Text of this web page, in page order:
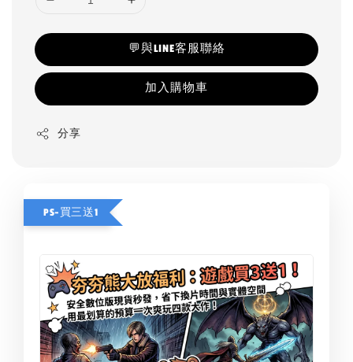
💬與LINE客服聯絡
加入購物車
分享
PS-買三送1